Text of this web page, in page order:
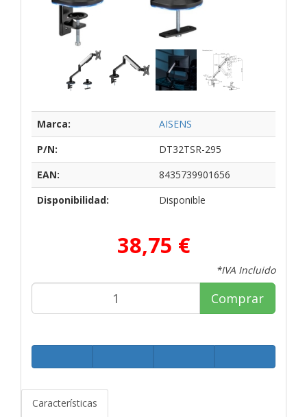
Marca:
AISENS
P/N:
DT32TSR-295
EAN:
8435739901656
Disponibilidad:
Disponible
38,75 €
*IVA Incluido
Comprar
Características